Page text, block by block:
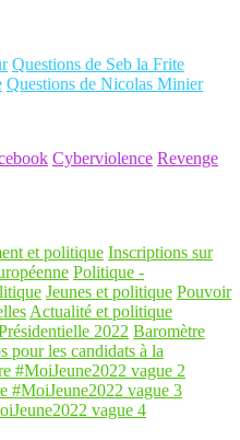
Questions de Seb la Frite
Questions de Nicolas Minier
Cyberviolence Revenge
et politique Inscriptions sur
Politique -
Jeunes et politique Pouvoir
Actualité et politique
2022 Baromètre
pour les candidats à la
#MoiJeune2022 vague 2
#MoiJeune2022 vague 3
vague 4